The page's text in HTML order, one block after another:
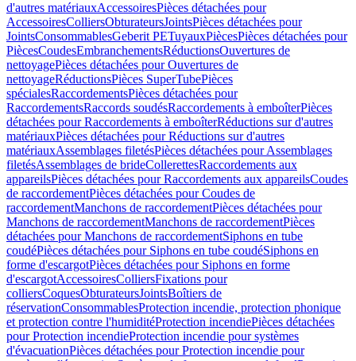
d'autres matériauxAccessoiresPièces détachées pour
AccessoiresColliersObturateursJointsPièces détachées pour
JointsConsommablesGeberit PETuyauxPiècesPièces détachées pour
PiècesCoudesEmbranchementsRéductionsOuvertures de
nettoyagePièces détachées pour Ouvertures de
nettoyageRéductionsPièces SuperTubePièces
spécialesRaccordementsPièces détachées pour
RaccordementsRaccords soudésRaccordements à emboîterPièces
détachées pour Raccordements à emboîterRéductions sur d'autres
matériauxPièces détachées pour Réductions sur d'autres
matériauxAssemblages filetésPièces détachées pour Assemblages
filetésAssemblages de brideCollerettesRaccordements aux
appareilsPièces détachées pour Raccordements aux appareilsCoudes
de raccordementPièces détachées pour Coudes de
raccordementManchons de raccordementPièces détachées pour
Manchons de raccordementManchons de raccordementPièces
détachées pour Manchons de raccordementSiphons en tube
coudéPièces détachées pour Siphons en tube coudéSiphons en
forme d'escargotPièces détachées pour Siphons en forme
d'escargotAccessoiresColliersFixations pour
colliersCoquesObturateursJointsBoîtiers de
réservationConsommablesProtection incendie, protection phonique
et protection contre l'humiditéProtection incendiePièces détachées
pour Protection incendieProtection incendie pour systèmes
d'évacuationPièces détachées pour Protection incendie pour